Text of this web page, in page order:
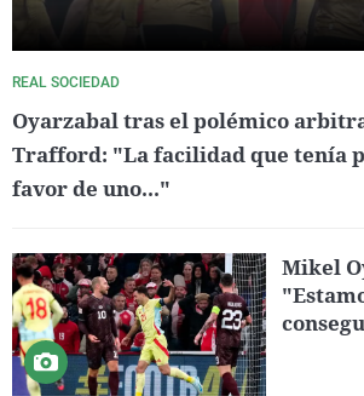
REAL SOCIEDAD
Oyarzabal tras el polémico
Trafford: "La facilidad que tenía
favor de uno..."
Mikel